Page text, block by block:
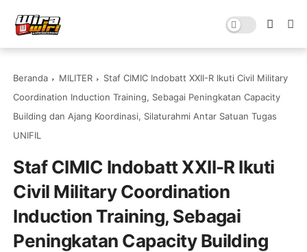
Beranda MILITER
Staf CIMIC Indobatt XXII-R Ikuti Civil Military
Coordination Induction Training, Sebagai Peningkatan Capacity
Building dan Ajang Koordinasi, Silaturahmi Antar Satuan Tugas
UNIFIL
Staf CIMIC Indobatt XXII-R Ikuti
Civil Military Coordination
Induction Training, Sebagai
Peningkatan Capacity Building